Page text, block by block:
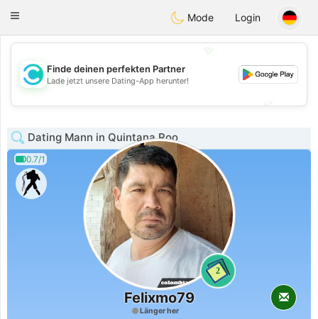
olombiaCitas
Toggle
Mode Login
💖
💕
Finde deinen perfekten Partner
Lade jetzt unsere Dating-App herunter!
Dating Mann in Quintana Roo
0.7/1
2
Felixmo79
Länger her